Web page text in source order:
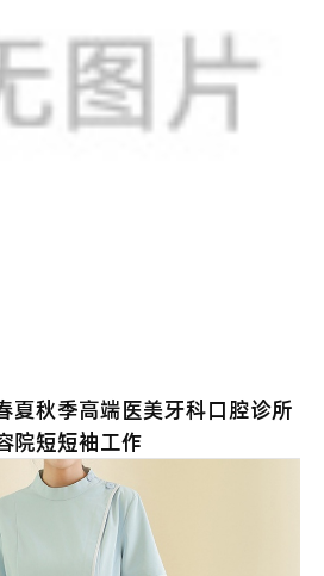
夏秋季高端医美牙科口腔诊所
院短短袖工作